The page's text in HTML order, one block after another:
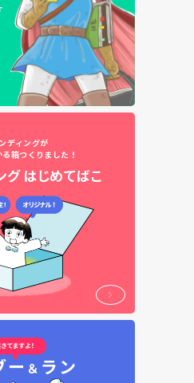
ディングが
箱つくりました！
グ はじめてばこ
ー ＆ ラン